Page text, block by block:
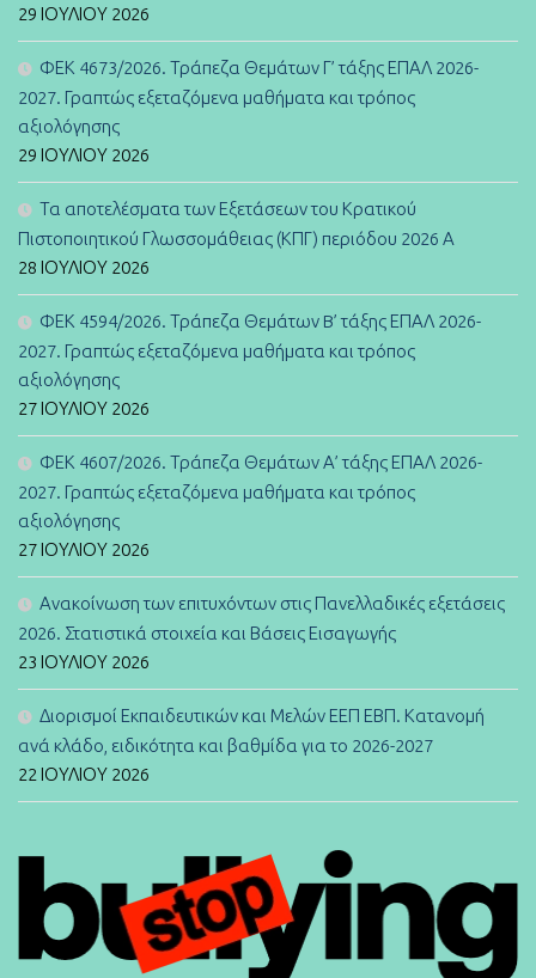
29 ΙΟΥΛΊΟΥ 2026
ΦΕΚ 4673/2026. Τράπεζα Θεμάτων Γ’ τάξης ΕΠΑΛ 2026-
2027. Γραπτώς εξεταζόμενα μαθήματα και τρόπος
αξιολόγησης
29 ΙΟΥΛΊΟΥ 2026
Τα αποτελέσματα των Εξετάσεων του Κρατικού
Πιστοποιητικού Γλωσσομάθειας (ΚΠΓ) περιόδου 2026 Α
28 ΙΟΥΛΊΟΥ 2026
ΦΕΚ 4594/2026. Τράπεζα Θεμάτων B’ τάξης ΕΠΑΛ 2026-
2027. Γραπτώς εξεταζόμενα μαθήματα και τρόπος
αξιολόγησης
27 ΙΟΥΛΊΟΥ 2026
ΦΕΚ 4607/2026. Τράπεζα Θεμάτων Α’ τάξης ΕΠΑΛ 2026-
2027. Γραπτώς εξεταζόμενα μαθήματα και τρόπος
αξιολόγησης
27 ΙΟΥΛΊΟΥ 2026
Ανακοίνωση των επιτυχόντων στις Πανελλαδικές εξετάσεις
2026. Στατιστικά στοιχεία και Βάσεις Εισαγωγής
23 ΙΟΥΛΊΟΥ 2026
Διορισμοί Εκπαιδευτικών και Μελών ΕΕΠ ΕΒΠ. Κατανομή
ανά κλάδο, ειδικότητα και βαθμίδα για το 2026-2027
22 ΙΟΥΛΊΟΥ 2026